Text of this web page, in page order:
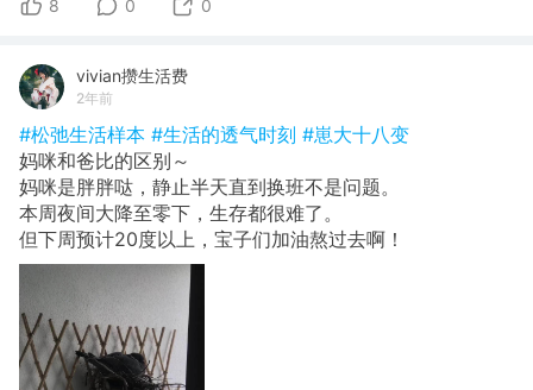
8 0 0
vivian攒生活费
2年前
#松弛生活样本 #生活的透气时刻 #崽大十八变
妈咪和爸比的区别～
妈咪是胖胖哒，静止半天直到换班不是问题。
本周夜间大降至零下，生存都很难了。
但下周预计20度以上，宝子们加油熬过去啊！